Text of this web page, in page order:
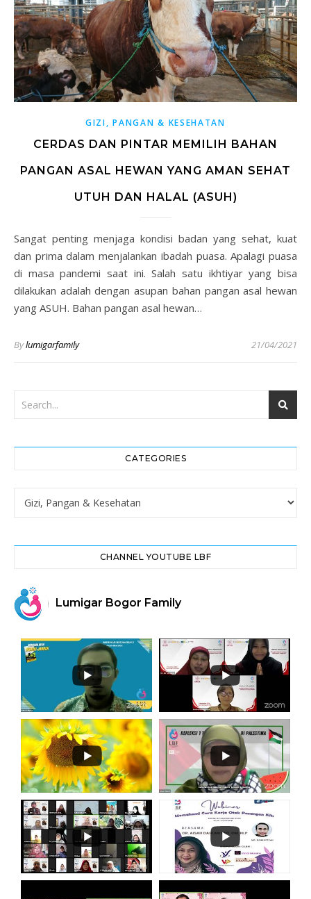
GIZI, PANGAN & KESEHATAN
CERDAS DAN PINTAR MEMILIH BAHAN
PANGAN ASAL HEWAN YANG AMAN SEHAT
UTUH DAN HALAL (ASUH)
Sangat penting menjaga kondisi badan yang sehat, kuat
dan prima dalam menjalankan ibadah puasa. Apalagi puasa
di masa pandemi saat ini. Salah satu ikhtiyar yang bisa
dilakukan adalah dengan asupan bahan pangan asal hewan
yang ASUH. Bahan pangan asal hewan…
Bylumigarfamily 21/04/2021
CATEGORIES
CHANNEL YOUTUBE LBF
Lumigar Bogor Family